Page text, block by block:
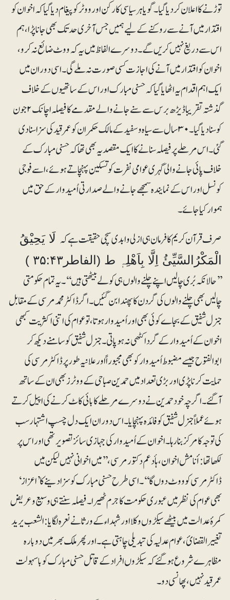
توڑنے کا اعلان کردیا گیا۔ گویا ہر سیاسی کارکن اور ووٹر کو پیغام دیا گیا کہ اخوان کو
اقتدار میں آنے سے روکنے کے لیے ہمیں جس آخری حد تک بھی جانا پڑا، ہم
اس سے دریغ نہیں کریں گے۔ دوسرے الفاظ میں یہ کہ ووٹ ضائع نہ کرو،
اخوان کواقتدار میں آنے کی اجازت کسی صورت نہ ملے گی۔ اسی دوران میں
ایک اہم اقدام یہ اٹھایا گیا کہ حسنی مبارک اور اس کے ساتھیوں کے خلاف
گذشتہ تقریبا ڈیڑھ برس سے سنے جانے والے مقدمے کا فیصلہ اچانک ۲ جون
کو سنادیا گیا۔ ۳۰سال سے سیاہ و سفید کے مالک حکمران کو عمر قید کی سزا سنادی
گئی۔ اس مرحلے پر فیصلہ سنانے کا ایک مقصدیہ بھی تھا کہ حسنی مبارک کے
خلاف پائی جانے والی گہری عوامی نفرت کو تسکین پہنچاتے ہوئے ،اسے فوجی
کونسل اور اس کے نمایندہ سمجھے جانے والے صدارتی اُمیدوار کے حق میں
ہموار کیا جائے۔
صرف قرآن کریم کا فرمان ہی ازلی و ابدی سچی حقیقت ہے کہ لَا یَحِیْقُ
الْمَکْرُالسَّیِّیُٔ اِلَّا بِاَھْلِہٖ ط (الفاطر۳۵:۴۳ )
’’حالانکہ بُری چالیں اپنے چلنے والوں ہی کو لے بیٹھتی ہیں‘‘۔ یہ تمام حکومتی
چالیں بھی چلنے والوں کی گردن کا پھندا بن گئیں۔ اگر ڈاکٹر محمد مرسی کے مقابل
جنرل شفیق کے بجاے کوئی بھی اور اُمیدوار ہوتا،تو عوام کی اتنی اکثریت کبھی
اخوان کے اُمیدوار کے گرد اکٹھی نہ ہوپاتی۔ جنرل شفیق کو سامنے دیکھ کر
ابوالفتوح جیسے مضبوط اُمیدوار کو بھی مجبوراً اور علانیہ طور پر ڈاکٹر مرسی کی
حمایت کرنا پڑی اور بڑی تعداد میں حمدین صباحی کے ووٹرز بھی ان کے ساتھ
آگئے۔ اگرچہ خود حمدین نے دوسرے مرحلے کا بائی کاٹ کرنے کی اپیل کرتے
ہوئے عملاً جنرل شفیق کو فائدہ پہنچایا۔ اس دوران ایک دل چسپ اشتہار سب
کی توجہ کا مرکز بنا رہا۔ اخوان کے اُمیدوار کی جہازی سائز تصویر تھی اور اس پر
لکھا تھا:أنا مش اخوان، ہأدعم دکتور مرسی، ’’میں اخوانی نہیں لیکن میں
ڈاکٹرمرسی کو ووٹ دوں گا‘‘۔ اسی طرح حسنی مبارک کو سزا دینے کا ’اعزاز‘
بھی عوام کی نظر میں عبوری حکومت کا جرم ٹھیرا۔ فیصلہ سنتے ہی وسیع و عریض
کمرۂ عدالت میں بیٹھے سیکڑوں وکلا اور شہداء کے ورثا نے نعرہ لگایا: الشعب یرید
تغییر القضائ، عوام عدلیہ کی تبدیلی چاہتی ہے۔ اور پھر ملک بھر میں دوبارہ
مظاہرے شروع ہوگئے کہ سیکڑوں افراد کے قاتل حسنی مبارک کوبا سہولت
عمر قیدنہیں، پھانسی دو۔